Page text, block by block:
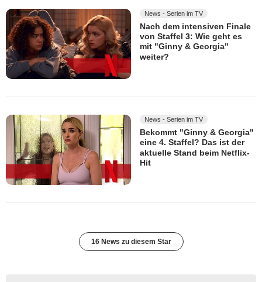
News - Serien im TV
Nach dem intensiven Finale
von Staffel 3: Wie geht es
mit "Ginny & Georgia"
weiter?
News - Serien im TV
Bekommt "Ginny & Georgia"
eine 4. Staffel? Das ist der
aktuelle Stand beim Netflix-
Hit
16 News zu diesem Star